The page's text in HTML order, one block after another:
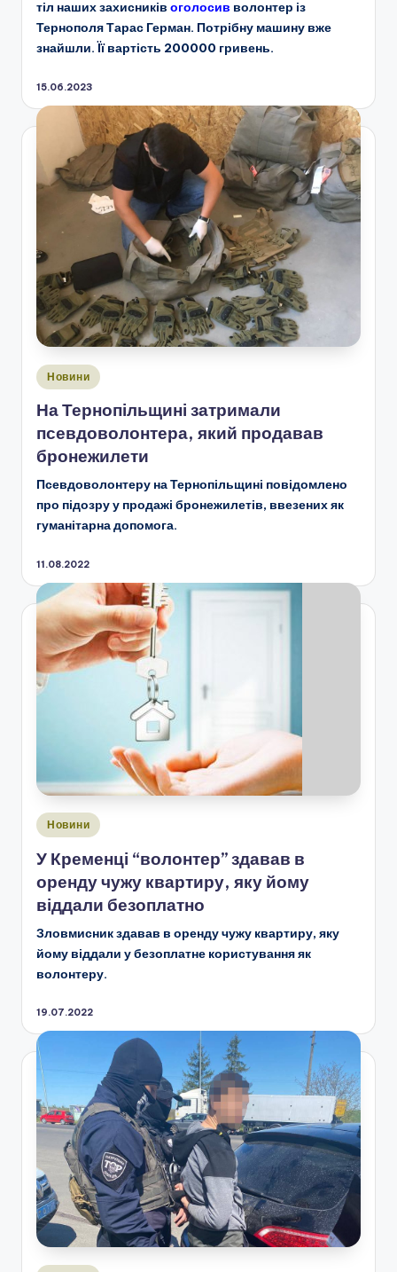
тіл наших захисників оголосив волонтер із
Тернополя Тарас Герман. Потрібну машину вже
знайшли. Її вартість 200000 гривень.
15.06.2023
Опубліковано
Новини
На Тернопільщині затримали
псевдоволонтера, який продавав
бронежилети
Псевдоволонтеру на Тернопільщині повідомлено
про підозру у продажі бронежилетів, ввезених як
гуманітарна допомога.
11.08.2022
Опубліковано
Новини
У Кременці “волонтер” здавав в
оренду чужу квартиру, яку йому
віддали безоплатно
Зловмисник здавав в оренду чужу квартиру, яку
йому віддали у безоплатне користування як
волонтеру.
19.07.2022